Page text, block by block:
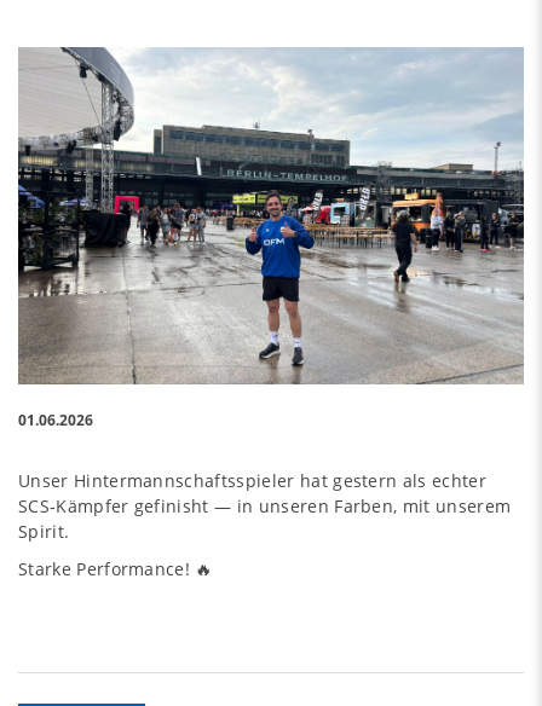
01.06.2026
Unser Hintermannschaftsspieler hat gestern als echter
SCS‑Kämpfer gefinisht — in unseren Farben, mit unserem
Spirit.
Starke Performance! 🔥